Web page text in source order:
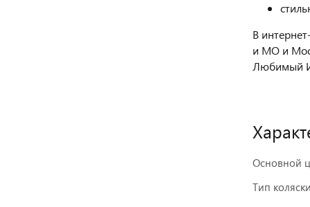
В
и МО и
Любимый
Основной
Тип